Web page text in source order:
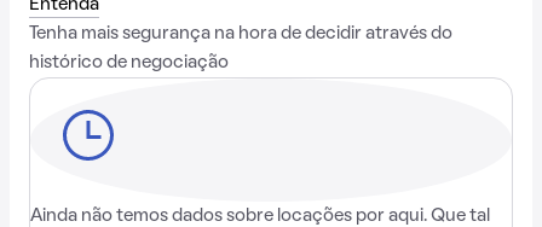
Entenda
Tenha mais segurança na hora de decidir através do
histórico de negociação
Ainda não temos dados sobre locações por aqui. Que tal